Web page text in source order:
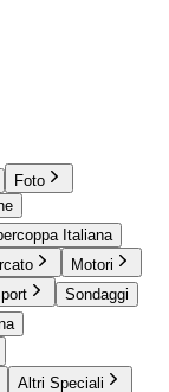
Foto
Italiana
Motori
Sondaggi
Altri Speciali